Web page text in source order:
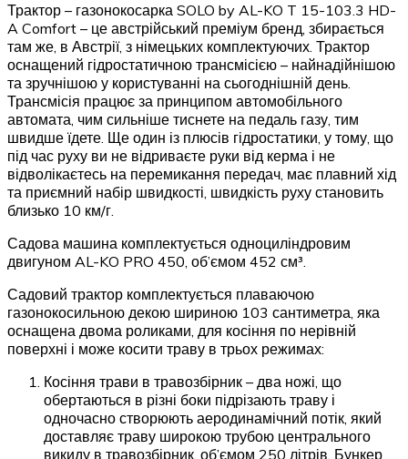
Трактор – газонокосарка SOLO by AL-KO T 15-103.3 HD-
A Comfort – це австрійський преміум бренд, збирається
там же, в Австрії, з німецьких комплектуючих. Трактор
оснащений гідростатичною трансмісією – найнадійнішою
та зручнішою у користуванні на сьогоднішній день.
Трансмісія працює за принципом автомобільного
автомата, чим сильніше тиснете на педаль газу, тим
швидше їдете. Ще один із плюсів гідростатики, у тому, що
під час руху ви не відриваєте руки від керма і не
відволікаєтесь на перемикання передач, має плавний хід
та приємний набір швидкості, швидкість руху становить
близько 10 км/г.
Садова машина комплектується одноциліндровим
двигуном AL-KO PRO 450, об’ємом 452 см³.
Садовий трактор комплектується плаваючою
газонокосильною декою шириною 103 сантиметра, яка
оснащена двома роликами, для косіння по нерівній
поверхні і може косити траву в трьох режимах:
Косіння трави в травозбірник – два ножі, що
обертаються в різні боки підрізають траву і
одночасно створюють аеродинамічний потік, який
доставляє траву широкою трубою центрального
викиду в травозбірник, об’ємом 250 літрів. Бункер